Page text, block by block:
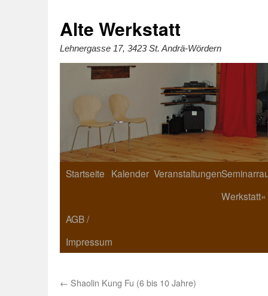
Alte Werkstatt
Lehnergasse 17, 3423 St. Andrä-Wördern
Startseite Kalender Veranstaltungen
Werkstatt«
AGB /
Impressum
← Shaolin Kung Fu (6 bis 10 Jahre)